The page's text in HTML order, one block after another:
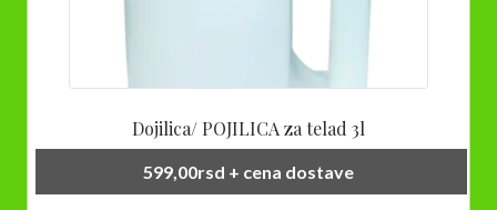
Dojilica/ POJILICA za telad 3l
599,00rsd + cena dostave